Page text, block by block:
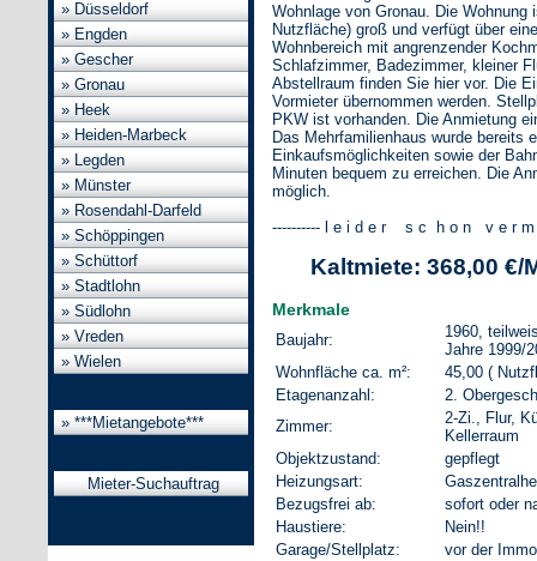
» Düsseldorf
» Engden
» Gescher
» Gronau
» Heek
» Heiden-Marbeck
» Legden
» Münster
» Rosendahl-Darfeld
» Schöppingen
» Schüttorf
» Stadtlohn
» Südlohn
» Vreden
» Wielen
» ***Mietangebote***
Mieter-Suchauftrag
Wohnlage von Gronau. Die
Nutzfläche) groß und verfügt über
Wohnbereich mit angrenzender
Schlafzimmer, Badezimmer, kleiner
Abstellraum finden Sie hier vor. Die
Vormieter übernommen werden.
PKW ist vorhanden. Die Anmietung
Das Mehrfamilienhaus wurde bereits
Einkaufsmöglichkeiten sowie der
Minuten bequem zu erreichen. Die
möglich.
---------- l e i d e r s c h o n v e r m i
Kaltmiete: 368,00 €/
Merkmale
Baujahr:
1960,
Jahre 1999/
Wohnfläche ca. m²:
45,00 (
Etagenanzahl:
2.
Zimmer:
2-Zi., Flur,
Kellerraum
Objektzustand:
gepflegt
Heizungsart:
Bezugsfrei ab:
sofort oder
Haustiere:
Nein!!
Garage/Stellplatz:
vor der